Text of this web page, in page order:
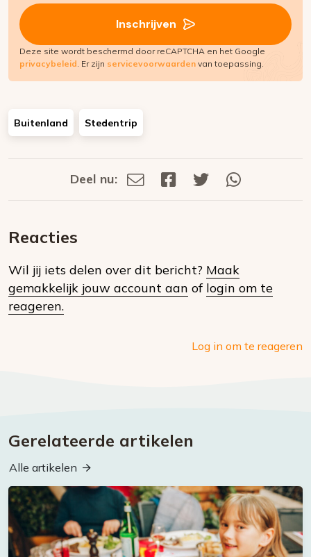
(Vereist)
Inschrijven
Deze site wordt beschermd door reCAPTCHA en het Google
privacybeleid . Er zijn servicevoorwaarden van toepassing.
Buitenland Stedentrip
Deel
social
Deel nu:
Deel
Deel
Deel
Reacties
Wil jij iets delen over dit bericht? Maak
gemakkelijk jouw account aan of login om te
reageren.
Log in om te reageren
Gerelateerde artikelen
Alle artikelen